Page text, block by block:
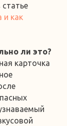
и как
ли это?
карточка